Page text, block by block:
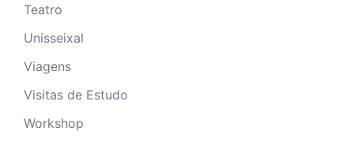
Teatro
Unisseixal
Viagens
Visitas de Estudo
Workshop